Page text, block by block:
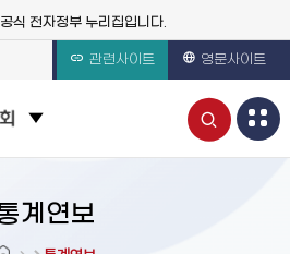
식 전자정부 누리집입니다.
관련사이트 영문사이트
관련 사이트 목록 보기
통
합
계연보